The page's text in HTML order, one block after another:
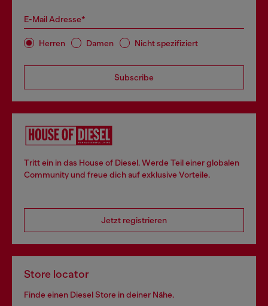
E-Mail Adresse*
Herren Damen Nicht spezifiziert
Subscribe
Tritt ein in das House of Diesel. Werde Teil einer globalen
Community und freue dich auf exklusive Vorteile.
Jetzt registrieren
Store locator
Finde einen Diesel Store in deiner Nähe.